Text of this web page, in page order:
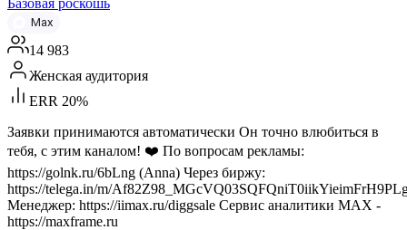
Max
14 983
Женская аудитория
ERR 20%
Заявки принимаются автоматически Он точно влюбиться в
тебя, с этим каналом! ❤️ По вопросам рекламы:
https://golnk.ru/6bLng (Anna) Через биржу:
https://telega.in/m/
Менеджер: https://iimax.ru/diggsale Сервис аналитики MAX -
https://maxframe.ru